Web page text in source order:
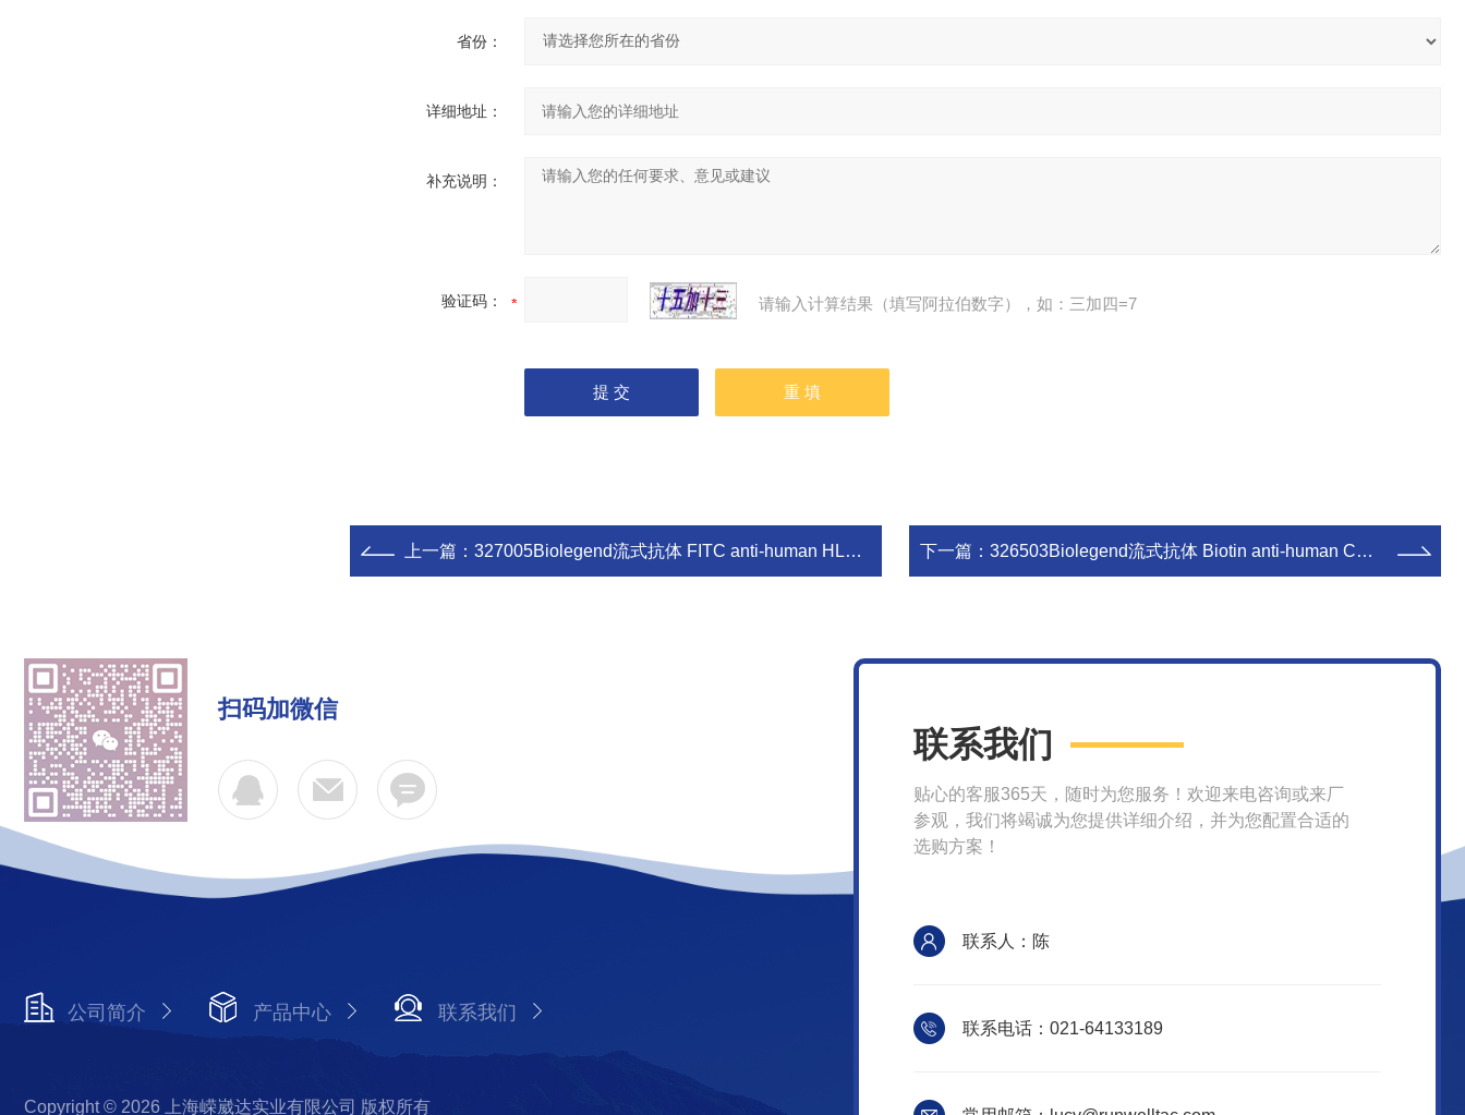
省份：
详细地址：
补充说明：
验证码： 请输入计算结果（填写阿拉伯数字），如：三加四=7
上一篇： 327005Biolegend流式抗体 FITC anti-human HLA-DR 下一篇： 326503Biolegend流式抗体 Biotin anti-human CD163
扫码加微信
公司简介 产品中心 联系我们
Copyright © 2026 上海嵘崴达实业有限公司 版权所有
联系我们
贴心的客服365天，随时为您服务！欢迎来电咨询或来厂
参观，我们将竭诚为您提供详细介绍，并为您配置合适的
选购方案！
联系人：陈
联系电话：021-64133189